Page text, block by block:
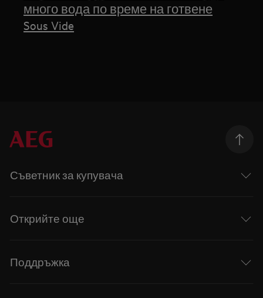
много вода по време на готвене
Sous Vide
Съветник за купувача
Открийте още
Поддръжка